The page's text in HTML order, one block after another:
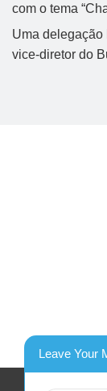
com o tema
Uma delegação
vice-diretor do